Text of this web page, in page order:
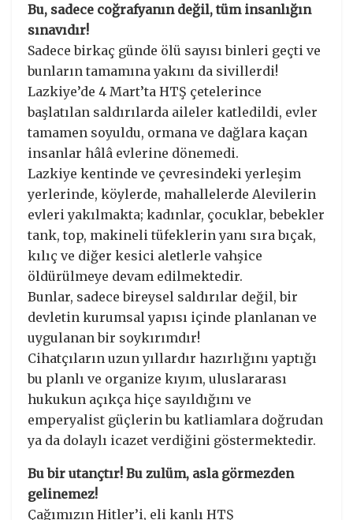
Bu, sadece coğrafyanın değil, tüm insanlığın
sınavıdır!
Sadece birkaç günde ölü sayısı binleri geçti ve
bunların tamamına yakını da sivillerdi!
Lazkiye’de 4 Mart’ta HTŞ çetelerince
başlatılan saldırılarda aileler katledildi, evler
tamamen soyuldu, ormana ve dağlara kaçan
insanlar hâlâ evlerine dönemedi.
Lazkiye kentinde ve çevresindeki yerleşim
yerlerinde, köylerde, mahallelerde Alevilerin
evleri yakılmakta; kadınlar, çocuklar, bebekler
tank, top, makineli tüfeklerin yanı sıra bıçak,
kılıç ve diğer kesici aletlerle vahşice
öldürülmeye devam edilmektedir.
Bunlar, sadece bireysel saldırılar değil, bir
devletin kurumsal yapısı içinde planlanan ve
uygulanan bir soykırımdır!
Cihatçıların uzun yıllardır hazırlığını yaptığı
bu planlı ve organize kıyım, uluslararası
hukukun açıkça hiçe sayıldığını ve
emperyalist güçlerin bu katliamlara doğrudan
ya da dolaylı icazet verdiğini göstermektedir.
Bu bir utançtır! Bu zulüm, asla görmezden
gelinemez!
Çağımızın Hitler’i, eli kanlı HTŞ